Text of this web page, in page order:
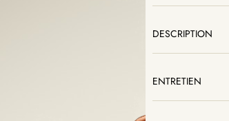
DESCRIPTION
ENTRETIEN